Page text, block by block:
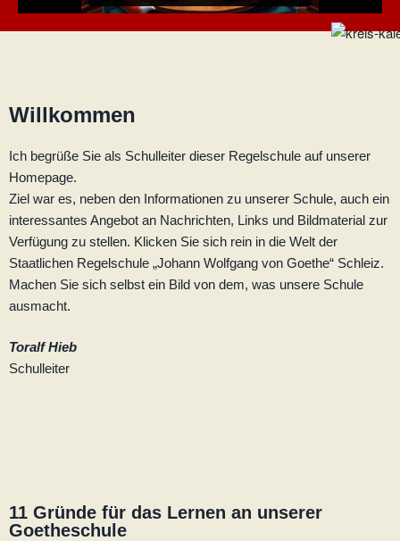
Willkommen
Ich begrüße Sie als Schulleiter dieser Regelschule auf unserer
Homepage.
Ziel war es, neben den Informationen zu unserer Schule, auch ein
interessantes Angebot an Nachrichten, Links und Bildmaterial zur
Verfügung zu stellen. Klicken Sie sich rein in die Welt der
Staatlichen Regelschule „Johann Wolfgang von Goethe“ Schleiz.
Machen Sie sich selbst ein Bild von dem, was unsere Schule
ausmacht.
Toralf Hieb
Schulleiter
11 Gründe für das Lernen an unserer
Goetheschule